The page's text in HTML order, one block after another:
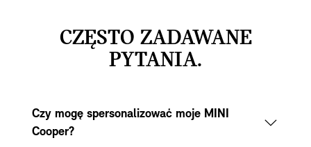
CZĘSTO ZADAWANE
PYTANIA.
Czy mogę spersonalizować moje MINI
Cooper?